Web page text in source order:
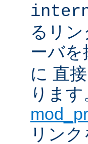
るリ
ーバを
に 直
りま
リン